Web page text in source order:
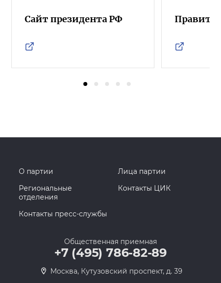
Сайт президента РФ
О партии
Лица партии
Региональные
отделения
Контакты ЦИК
Контакты пресс-службы
Общественная приемная
+7 (495) 786-82-89
Москва, Кутузовский проспект, д. 39